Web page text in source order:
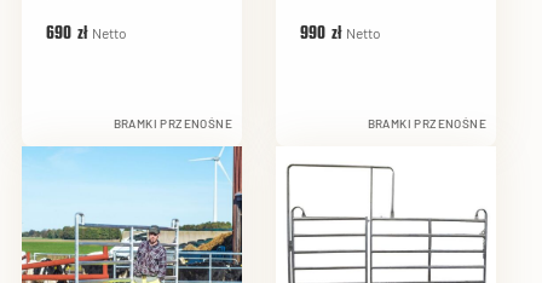
690 zł Netto
BRAMKI PRZENOŚNE
990 zł Netto
BRAMKI PRZENOŚNE